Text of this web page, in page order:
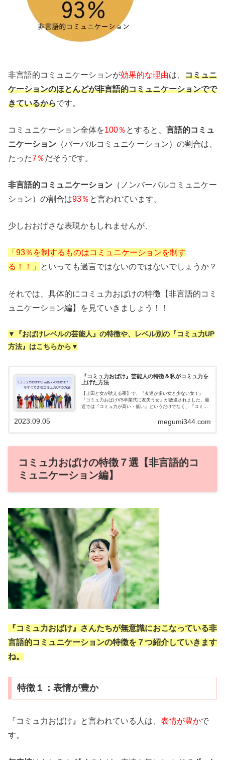
非言語的コミュニケーションが効果的な理由は、 コミュニ
ケーションのほとんどが非言語的コミュニケーションでで
きているからです。
コミュニケーション全体を100％ とすると、 言語的コミュ
ニケーション （バーバルコミュニケーション）の割合は、
たった7％だそうです。
非言語的コミュニケーション （ノンバーバルコミュニケー
ション）の割合は93％ と言われています。
少しおおげさな表現かもしれませんが、
「 93％を制するものはコミュニケーションを制す
る！！
」 といっても過言ではないのではないでしょうか？
それでは、具体的にコミュ力おばけの特徴【非言語的コミ
ュニケーション編】を見ていきましょう！！
▼『おばけレベルの芸能人』の特徴や、レベル別の『コミュ力UP
方法』はこちらから▼
『コミュ力おばけ』芸能人の特徴＆私がコミュ力を
上げた方法
【上田と女が吠える夜】で、『友達が多い女と少ない女！』
『コミュ力おばけVS卒業式に友失う女』が放送されました。最
近では『コミュ力が高い・低い』というだけでなく、『コミュ
megumi344.com
2023.09.05
コミュ力おばけの特徴７選【非言語的コ
ミュニケーション編】
『コミュ力おばけ』さんたちが無意識におこなっている非
言語的コミュニケーションの特徴を７つ紹介していきます
ね。
特徴１：表情が豊か
『コミュ力おばけ』と言われている人は、 表情が豊かで
す。